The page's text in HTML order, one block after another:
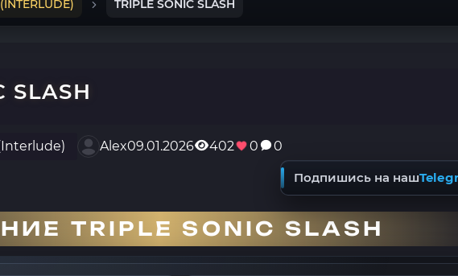
TRIPLE SONIC SLASH
SLASH
Alex09.01.2026 402 0 0
Подпишись на наш
TRIPLE SONIC SLASH